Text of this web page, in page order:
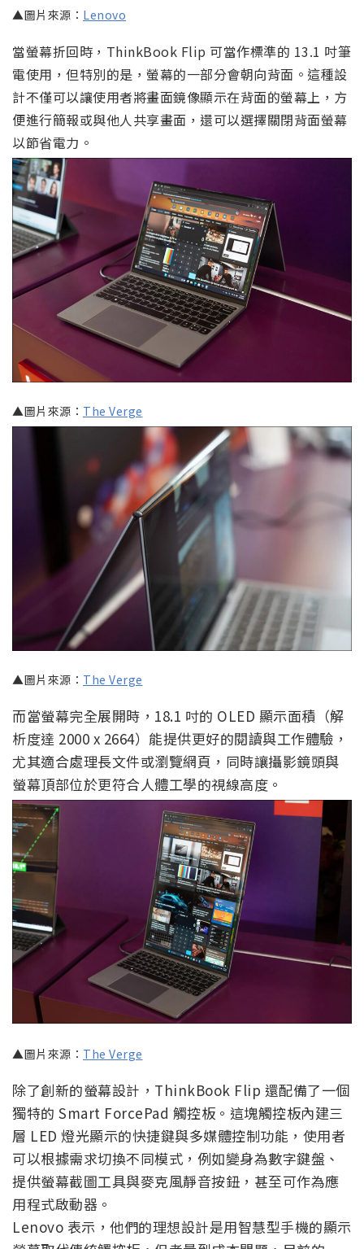
▲圖片來源： Lenovo
當螢幕折回時，ThinkBook Flip 可當作標準的 13.1 吋筆
電使用，但特別的是，螢幕的一部分會朝向背面。這種設
計不僅可以讓使用者將畫面鏡像顯示在背面的螢幕上，方
便進行簡報或與他人共享畫面，還可以選擇關閉背面螢幕
以節省電力。
▲圖片來源： The Verge
▲圖片來源： The Verge
而當螢幕完全展開時，18.1 吋的 OLED 顯示面積（解
析度達 2000 x 2664）能提供更好的閱讀與工作體驗，
尤其適合處理長文件或瀏覽網頁，同時讓攝影鏡頭與
螢幕頂部位於更符合人體工學的視線高度。
▲圖片來源： The Verge
除了創新的螢幕設計，ThinkBook Flip 還配備了一個
獨特的 Smart ForcePad 觸控板。這塊觸控板內建三
層 LED 燈光顯示的快捷鍵與多媒體控制功能，使用者
可以根據需求切換不同模式，例如變身為數字鍵盤、
提供螢幕截圖工具與麥克風靜音按鈕，甚至可作為應
用程式啟動器。
Lenovo 表示，他們的理想設計是用智慧型手機的顯示